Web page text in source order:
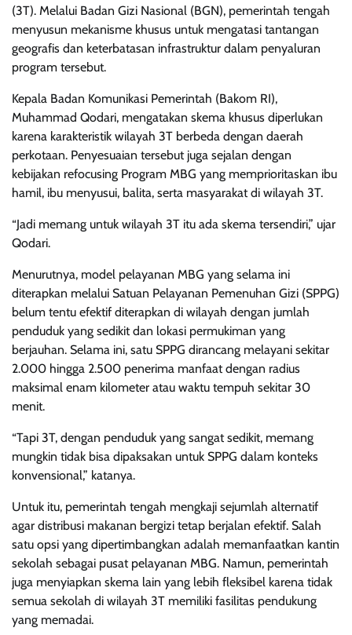
(3T). Melalui Badan Gizi Nasional (BGN), pemerintah tengah
menyusun mekanisme khusus untuk mengatasi tantangan
geografis dan keterbatasan infrastruktur dalam penyaluran
program tersebut.
Kepala Badan Komunikasi Pemerintah (Bakom RI),
Muhammad Qodari, mengatakan skema khusus diperlukan
karena karakteristik wilayah 3T berbeda dengan daerah
perkotaan. Penyesuaian tersebut juga sejalan dengan
kebijakan refocusing Program MBG yang memprioritaskan ibu
hamil, ibu menyusui, balita, serta masyarakat di wilayah 3T.
“Jadi memang untuk wilayah 3T itu ada skema tersendiri,” ujar
Qodari.
Menurutnya, model pelayanan MBG yang selama ini
diterapkan melalui Satuan Pelayanan Pemenuhan Gizi (SPPG)
belum tentu efektif diterapkan di wilayah dengan jumlah
penduduk yang sedikit dan lokasi permukiman yang
berjauhan. Selama ini, satu SPPG dirancang melayani sekitar
2.000 hingga 2.500 penerima manfaat dengan radius
maksimal enam kilometer atau waktu tempuh sekitar 30
menit.
“Tapi 3T, dengan penduduk yang sangat sedikit, memang
mungkin tidak bisa dipaksakan untuk SPPG dalam konteks
konvensional,” katanya.
Untuk itu, pemerintah tengah mengkaji sejumlah alternatif
agar distribusi makanan bergizi tetap berjalan efektif. Salah
satu opsi yang dipertimbangkan adalah memanfaatkan kantin
sekolah sebagai pusat pelayanan MBG. Namun, pemerintah
juga menyiapkan skema lain yang lebih fleksibel karena tidak
semua sekolah di wilayah 3T memiliki fasilitas pendukung
yang memadai.